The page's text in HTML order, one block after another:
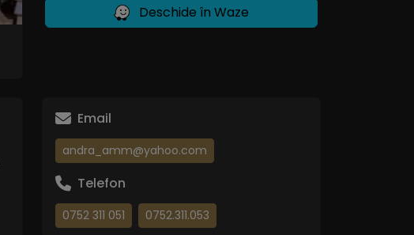
Deschide în Waze
Email
andra_amm@yahoo.com
Telefon
0752 311 051 0752.311.053